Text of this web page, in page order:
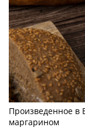
Произведенное в
маргарином